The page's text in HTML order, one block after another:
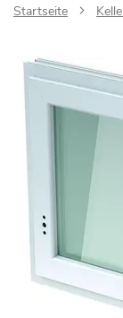
Startseite
Ende
der
Bildgalerie
springen